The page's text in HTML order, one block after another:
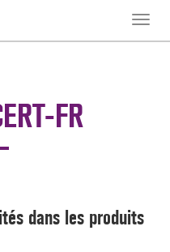
Toggle
FR
dans les produits